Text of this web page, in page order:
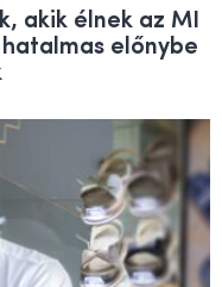
akik élnek az MI
előnybe